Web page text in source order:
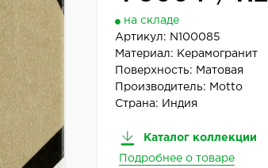
на складе
Артикул: N100085
Материал: Керамогранит
Поверхность: Матовая
Производитель: Motto
Страна: Индия
Каталог коллекции
Подробнее о товаре